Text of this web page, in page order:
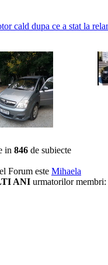
cald dupa ce a stat la
in 846 de subiecte
Forum este Mihaela
ANI urmatorilor membri: